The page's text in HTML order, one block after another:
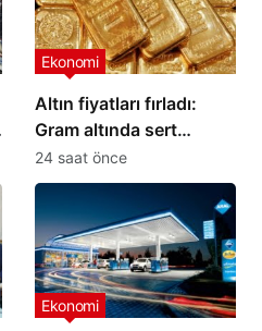
Altın fiyatları fırladı:
Gram altında sert
yükseliş
Ekonomi
24 saat önce
Ekonomi